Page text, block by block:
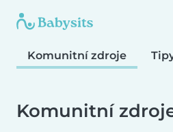
Komunitní zdroje
Komunitní